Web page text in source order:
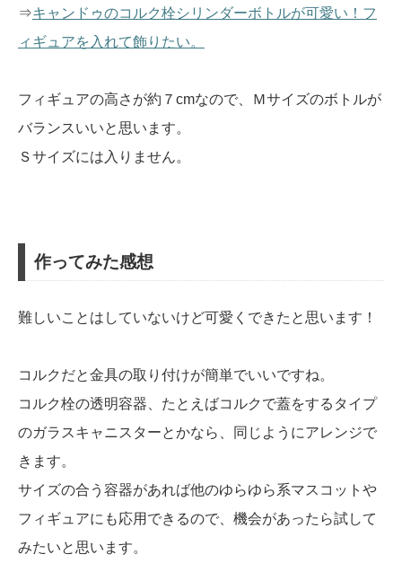
⇒キャンドゥのコルク栓シリンダーボトルが可愛い！フ
ィギュアを入れて飾りたい。
フィギュアの高さが約７cmなので、Ｍサイズのボトルが
バランスいいと思います。
Ｓサイズには入りません。
作ってみた感想
難しいことはしていないけど可愛くできたと思います！
コルクだと金具の取り付けが簡単でいいですね。
コルク栓の透明容器、たとえばコルクで蓋をするタイプ
のガラスキャニスターとかなら、同じようにアレンジで
きます。
サイズの合う容器があれば他のゆらゆら系マスコットや
フィギュアにも応用できるので、機会があったら試して
みたいと思います。